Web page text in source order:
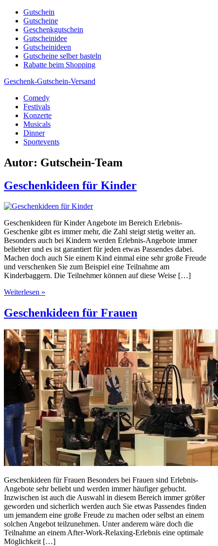
Skip
content
Gutschein
Gutscheine
Geschenkgutschein
Gutscheinidee
Gutscheinideen
Gutscheine selber basteln
Rabatte beim Shopping
Geschenk-Gutschein-Versand
Gutscheine, Gutscheinsprüche und Geschenkideen
Comedy
Festivals
Konzerte
Musicals
Dinner
Sportevents
Autor: Gutschein-Team
Geschenkideen für Kinder
Geschenkideen für Kinder Angebote im Bereich Erlebnis-
Geschenke gibt es immer mehr, die Zahl steigt stetig weiter an.
Besonders auch bei Kindern werden Erlebnis-Angebote immer
beliebter und es ist garantiert für jeden etwas Passendes dabei.
Machen doch auch Sie einem Kind einmal eine sehr große Freude
und verschenken Sie zum Beispiel eine Teilnahme am
Kinderbaggern. Die Teilnehmer können auf diese Weise […]
Weiterlesen »
Geschenkideen für Frauen
Geschenkideen für Frauen Besonders bei Frauen sind Erlebnis-
Angebote sehr beliebt und werden immer häufiger gebucht.
Inzwischen ist auch die Auswahl in diesem Bereich immer größer
geworden und sicherlich werden auch Sie etwas Passendes finden
um jemandem eine große Freude zu machen oder selbst an einem
solchen Angebot teilzunehmen. Unter anderem wäre doch die
Teilnahme an einem After-Work-Relaxing-Erlebnis eine optimale
Möglichkeit […]